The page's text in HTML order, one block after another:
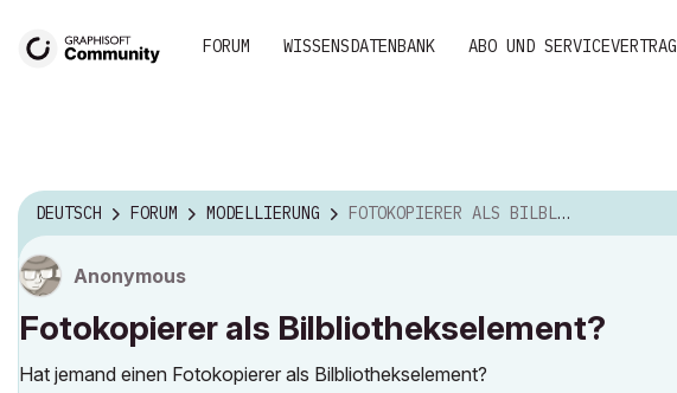
FORUM WISSENSDATENBANK ABO UND SERVICEVERTRAG
DEUTSCH FORUM MODELLIERUNG FOTOKOPIERER ALS BILBLIOTHEKSELEMENT?
Anonymous
Fotokopierer als Bilbliothekselement?
Hat jemand einen Fotokopierer als Bilbliothekselement?